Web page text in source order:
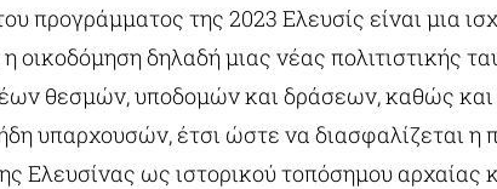
προγράμματος της 2023 Ελευσίς είναι μια
η οικοδόμηση δηλαδή μιας νέας πολιτιστικής
θεσμών, υποδομών και δράσεων, καθώς και
υπαρχουσών, έτσι ώστε να διασφαλίζεται η
Ελευσίνας ως ιστορικού τοπόσημου αρχαίας